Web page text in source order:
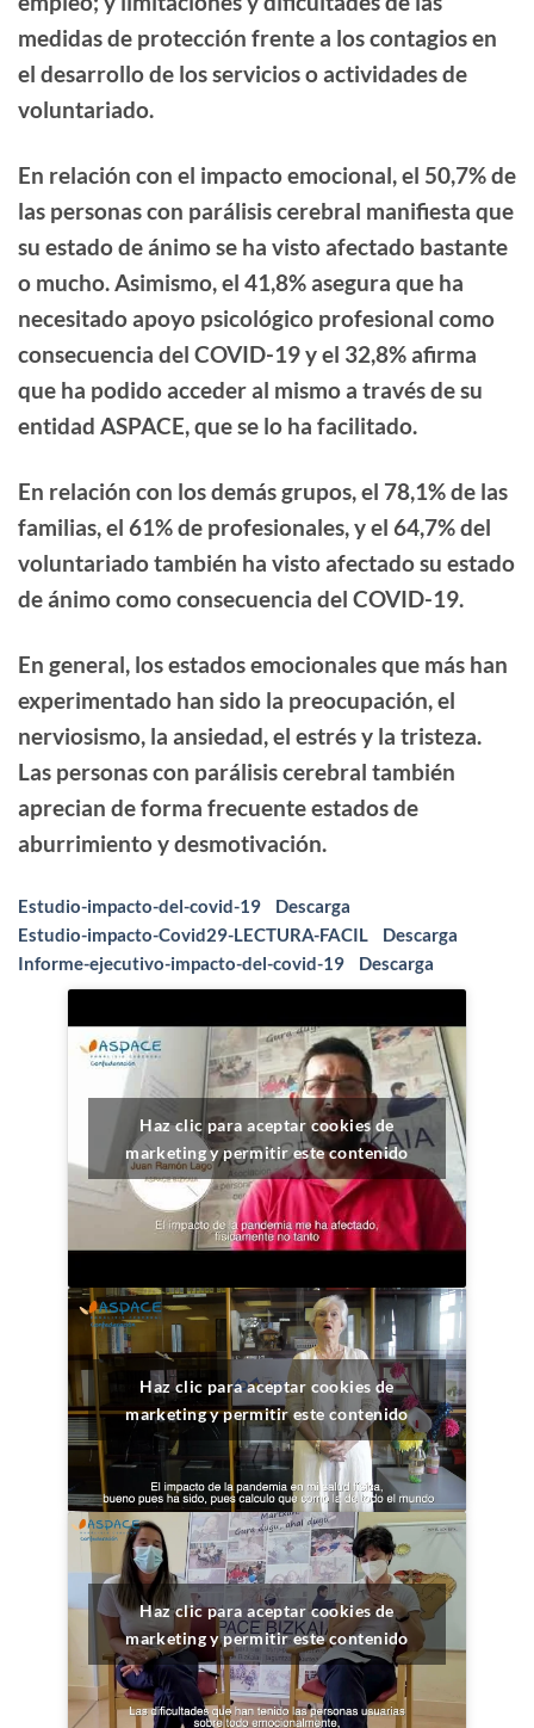
medidas de protección frente a los contagios en
el desarrollo de los servicios o actividades de
voluntariado.
En relación con el impacto emocional,el 50,7% de
las personas con parálisis cerebral manifiesta que
su estado de ánimo se ha visto afectado bastante
o mucho. Asimismo, el 41,8% asegura que ha
necesitadoapoyo psicológico profesional como
consecuencia del COVID-19 y el 32,8% afirma
que ha podido acceder al mismo a través de su
entidad ASPACE, que se lo ha facilitado.
En relación con los demás grupos, el 78,1% de las
familias, el 61% de profesionales, y el 64,7% del
voluntariadotambién ha visto afectadosu estado
de ánimo como consecuencia del COVID-19.
En general, los estados emocionales que más han
experimentado han sido la preocupación, el
nerviosismo, la ansiedad, el estrés y la tristeza.
Las personas con parálisis cerebral también
aprecian de forma frecuente estados de
aburrimiento y desmotivación.
Estudio-impacto-del-covid-19
Descarga
Estudio-impacto-Covid29-LECTURA-FACIL
Descarga
Informe-ejecutivo-impacto-del-covid-19
Descarga
Haz clic para aceptar cookies de
marketing y permitir este contenido
Haz clic para aceptar cookies de
marketing y permitir este contenido
Haz clic para aceptar cookies de
marketing y permitir este contenido